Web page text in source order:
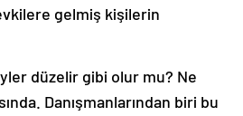
gelmiş kişilerin
düzelir gibi olur mu? Ne
Danışmanlarından biri bu